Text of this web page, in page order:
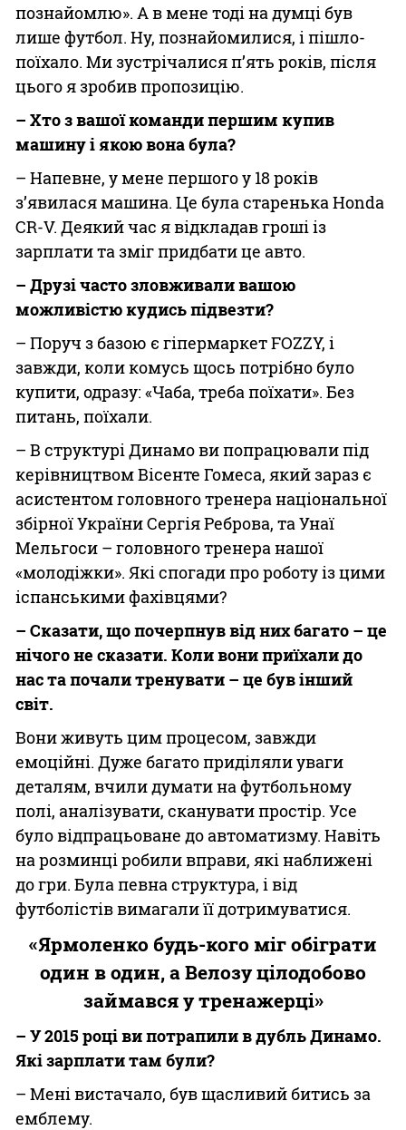
познайомлю». А в мене тоді на думці був
лише футбол. Ну, познайомилися, і пішло-
поїхало. Ми зустрічалися п’ять років, після
цього я зробив пропозицію.
– Хто з вашої команди першим купив
машину і якою вона була?
– Напевне, у мене першого у 18 років
з’явилася машина. Це була старенька Honda
CR-V. Деякий час я відкладав гроші із
зарплати та зміг придбати це авто.
– Друзі часто зловживали вашою
можливістю кудись підвезти?
– Поруч з базою є гіпермаркет FOZZY, і
завжди, коли комусь щось потрібно було
купити, одразу: «Чаба, треба поїхати». Без
питань, поїхали.
– В структурі Динамо ви попрацювали під
керівництвом Вісенте Гомеса, який зараз є
асистентом головного тренера національної
збірної України Сергія Реброва, та Унаї
Мельгоси – головного тренера нашої
«молодіжки». Які спогади про роботу із цими
іспанськими фахівцями?
– Сказати, що почерпнув від них багато – це
нічого не сказати. Коли вони приїхали до
нас та почали тренувати – це був інший
світ.
Вони живуть цим процесом, завжди
емоційні. Дуже багато приділяли уваги
деталям, вчили думати на футбольному
полі, аналізувати, сканувати простір. Усе
було відпрацьоване до автоматизму. Навіть
на розминці робили вправи, які наближені
до гри. Була певна структура, і від
футболістів вимагали її дотримуватися.
«Ярмоленко будь-кого міг обіграти
один в один, а Велозу цілодобово
займався у тренажерці»
– У 2015 році ви потрапили в дубль Динамо.
Які зарплати там були?
– Мені вистачало, був щасливий битись за
емблему.